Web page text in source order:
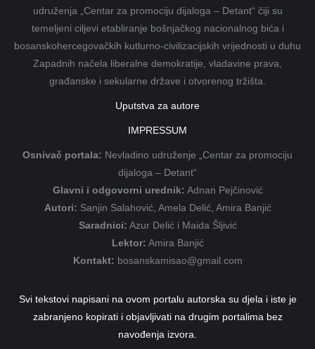
udruženja „Centar za promociju dijaloga – Detant“ čiji su
temeljeni ciljevi etabliranje bošnjačkog nacionalnog bića i
bosanskohercegovačkih kutlurno-civilizacijskih vrijednosti u duhu
Zapadnih načela liberalne demokratije, vladavine prava,
građanske i sekularne države i otvorenog tržišta.
Uputstva za autore
IMPRESSUM
Osnivač portala: Nevladino udruženje „Centar za promociju
dijaloga – Detant“
Glavni i odgovorni urednik: Adnan Pejčinović
Autori: Sanjin Salahović, Amela Delić, Amira Banjić
Saradnici: Azur Delić i Maida Šljivić
Lektor: Amira Banjić
Kontakt: bosanskamisao@gmail.com
Svi tekstovi napisani na ovom portalu autorska su djela i iste je
zabranjeno kopirati i objavljivati na drugim portalima bez
navođenja izvora.